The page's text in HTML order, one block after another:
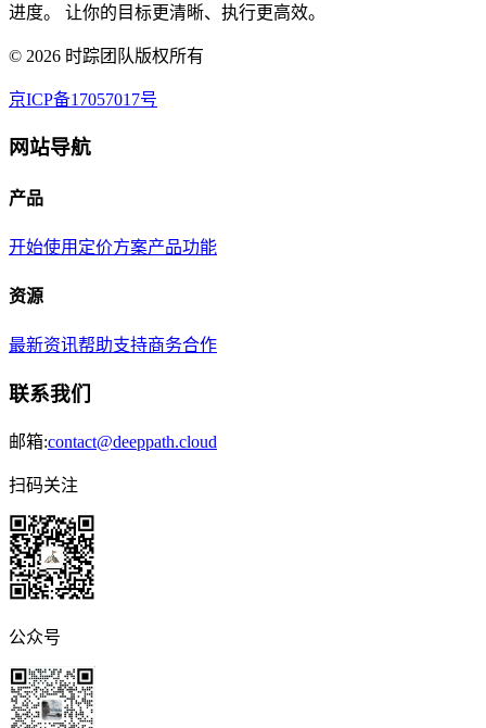
进度。 让你的目标更清晰、执行更高效。
© 2026 时踪团队版权所有
京ICP备17057017号
网站导航
产品
开始使用 定价方案产品功能
资源
最新资讯帮助支持商务合作
联系我们
邮箱:contact@deeppath.cloud
扫码关注
公众号